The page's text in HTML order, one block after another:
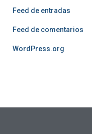
Feed de entradas
Feed de comentarios
WordPress.org